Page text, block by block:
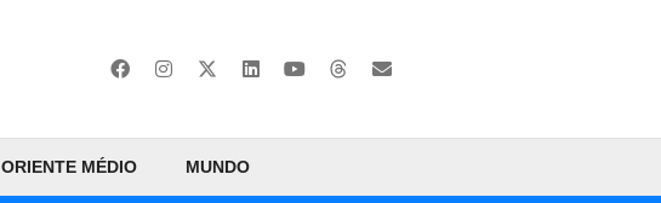
ORIENTE MÉDIO MUNDO